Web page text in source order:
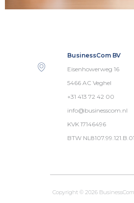
BusinessCom BV
Eisenhowerweg 16
5466 AC Veghel
+31 413 72 42 00
info@businesscom.nl
KVK 17146496
BTW NL8107.99.121.B.01
Copyright © 2026